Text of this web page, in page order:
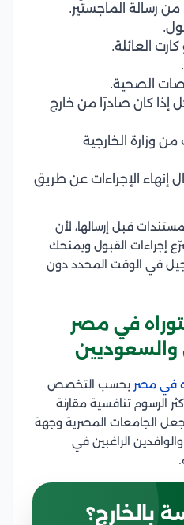
العائلة.
الصحية.
إذا كان صادرًا من خارج
وزارة الخارجية
إنهاء الإجراءات عن طريق
قبل إرسالها، لأن
إجراءات القبول ويمنحك
في الوقت المحدد دون
في مصر
والسعوديين
في مصر بحسب التخصص
الرسوم تنافسية مقارنة
الجامعات المصرية وجهة
الراغبين في
بالخارج؟